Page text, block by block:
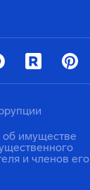
имуществе
и членов его